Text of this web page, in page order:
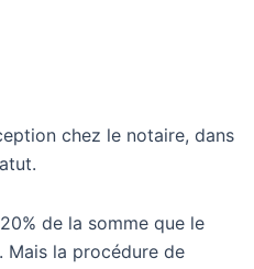
chez le notaire, dans
de la somme que le
Mais la procédure de